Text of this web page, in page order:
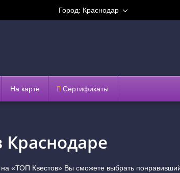
Город: Краснодар
На карте Сертификаты
Краснодаре
«ТОП Квестов» Вы сможете выбрать